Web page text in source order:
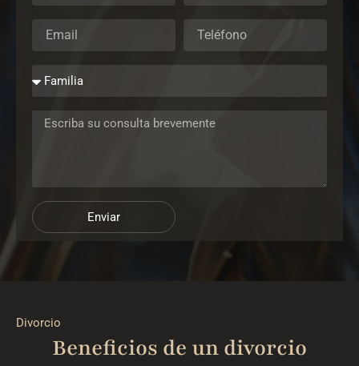
Enviar
Divorcio
Beneficios de un divorcio